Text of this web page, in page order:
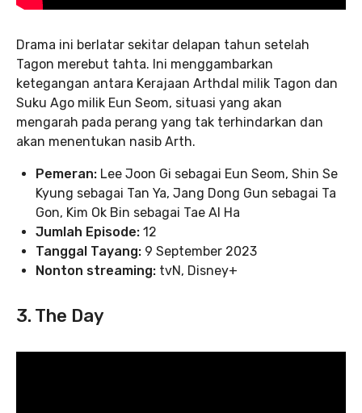
Drama ini berlatar sekitar delapan tahun setelah
Tagon merebut tahta. Ini menggambarkan
ketegangan antara Kerajaan Arthdal milik Tagon dan
Suku Ago milik Eun Seom, situasi yang akan
mengarah pada perang yang tak terhindarkan dan
akan menentukan nasib Arth.
Pemeran: Lee Joon Gi sebagai Eun Seom, Shin Se
Kyung sebagai Tan Ya, Jang Dong Gun sebagai Ta
Gon, Kim Ok Bin sebagai Tae Al Ha
Jumlah Episode: 12
Tanggal Tayang: 9 September 2023
Nonton streaming: tvN, Disney+
3. The Day